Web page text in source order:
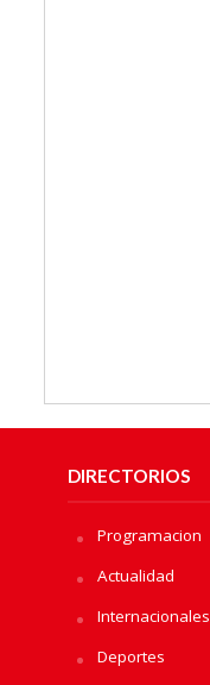
DIRECTORIOS
Programacion
Actualidad
Internacionales
Deportes